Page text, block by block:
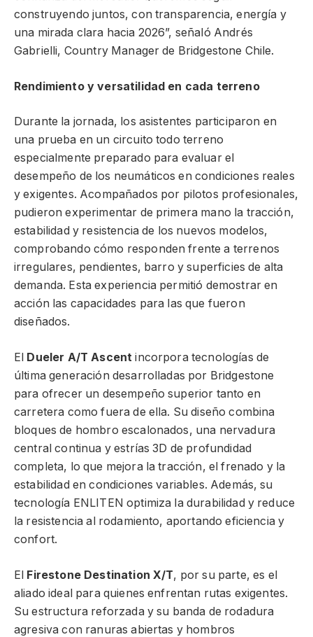
construyendo juntos, con transparencia, energía y
una mirada clara hacia 2026”, señaló Andrés
Gabrielli, Country Manager de Bridgestone Chile.
Rendimiento y versatilidad en cada terreno
Durante la jornada, los asistentes participaron en
una prueba en un circuito todo terreno
especialmente preparado para evaluar el
desempeño de los neumáticos en condiciones reales
y exigentes. Acompañados por pilotos profesionales,
pudieron experimentar de primera mano la tracción,
estabilidad y resistencia de los nuevos modelos,
comprobando cómo responden frente a terrenos
irregulares, pendientes, barro y superficies de alta
demanda. Esta experiencia permitió demostrar en
acción las capacidades para las que fueron
diseñados.
El Dueler A/T Ascent incorpora tecnologías de
última generación desarrolladas por Bridgestone
para ofrecer un desempeño superior tanto en
carretera como fuera de ella. Su diseño combina
bloques de hombro escalonados, una nervadura
central continua y estrías 3D de profundidad
completa, lo que mejora la tracción, el frenado y la
estabilidad en condiciones variables. Además, su
tecnología ENLITEN optimiza la durabilidad y reduce
la resistencia al rodamiento, aportando eficiencia y
confort.
El Firestone Destination X/T, por su parte, es el
aliado ideal para quienes enfrentan rutas exigentes.
Su estructura reforzada y su banda de rodadura
agresiva con ranuras abiertas y hombros